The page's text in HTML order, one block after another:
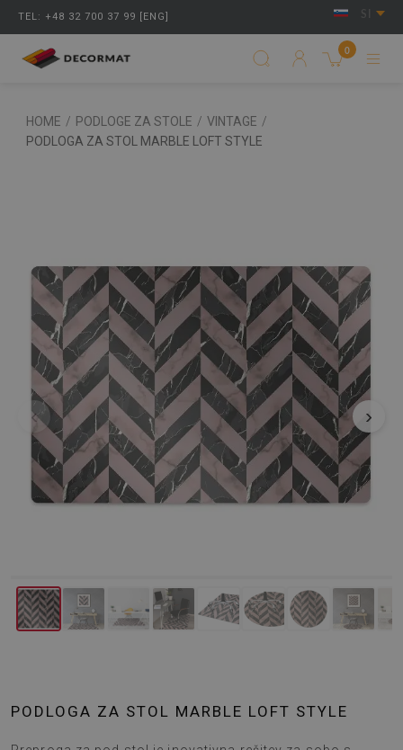
TEL: +48 32 700 37 99 [ENG] SI
0
HOME / PODLOGE ZA STOLE / VINTAGE /
PODLOGA ZA STOL MARBLE LOFT STYLE
‹ ›
PODLOGA ZA STOL MARBLE LOFT STYLE